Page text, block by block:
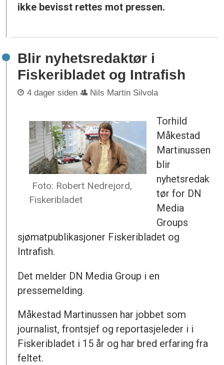
ikke bevisst rettes mot pressen.
Blir nyhetsredaktør i
Fiskeribladet og Intrafish
4 dager siden Nils Martin Silvola
Foto: Robert Nedrejord,
Fiskeribladet
Torhild
Måkestad
Martinussen
blir
nyhetsredak
tør for DN
Media
Groups
sjømatpublikasjoner Fiskeribladet og
Intrafish.
Det melder DN Media Group i en
pressemelding.
Måkestad Martinussen har jobbet som
journalist, frontsjef og reportasjeleder i i
Fiskeribladet i 15 år og har bred erfaring fra
feltet.